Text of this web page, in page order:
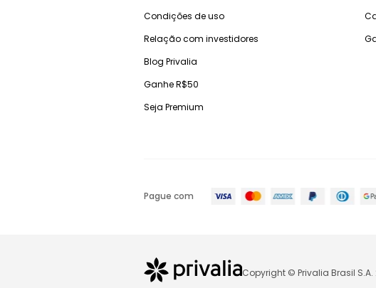
Condições de uso
Relação com investidores
Blog Privalia
Ganhe R$50
Seja Premium
Pague com
Copyright © Privalia Brasil S.A.